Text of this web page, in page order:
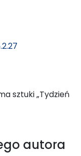
sztuki „Tydzień
autora